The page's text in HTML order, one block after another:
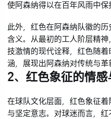
使阿森纳得以在百年风雨中保
此外，红色在阿森纳队徽的
含义。从最初的工人阶层精
技激情的现代诠释，红色随
涵，展现出阿森纳对传统与革
2、红色象征的情感
在球队文化层面，红色象征
与坚定意志。对球迷而言，